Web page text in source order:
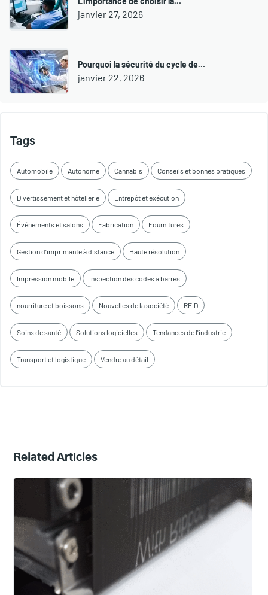
janvier 27, 2026
Pourquoi la sécurité du cycle de…
janvier 22, 2026
Tags
Automobile Autonome Cannabis Conseils et bonnes pratiques
Divertissement et hôtellerie Entrepôt et exécution
Événements et salons Fabrication Fournitures
Gestion d'imprimante à distance Haute résolution
Impression mobile Inspection des codes à barres
nourriture et boissons Nouvelles de la société RFID
Soins de santé Solutions logicielles Tendances de l'industrie
Transport et logistique Vendre au détail
Related Articles